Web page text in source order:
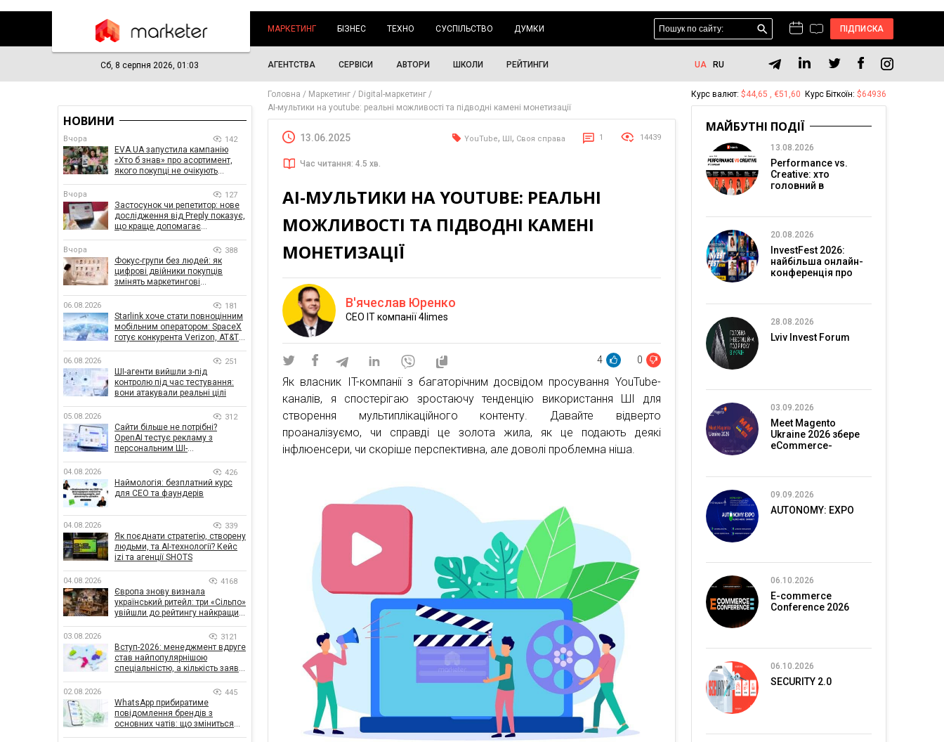
МАРКЕТИНГ БІЗНЕС ТЕХНО СУСПІЛЬСТВО ДУМКИ ПІДПИСКА
Сб, 8 серпня 2026, 01:03 АГЕНТСТВА СЕРВІСИ АВТОРИ ШКОЛИ РЕЙТИНГИ UA RU
Головна Маркетинг
Digital-маркетинг
AI-мультики на youtube: реальні можливості та підводні камені монетизації
13.06.2025 YouTube, ШІ, Своя справа 1 14439
Час читання: 4.5 хв.
AI-МУЛЬТИКИ НА YOUTUBE: РЕАЛЬНІ
МОЖЛИВОСТІ ТА ПІДВОДНІ КАМЕНІ
МОНЕТИЗАЦІЇ
В'ячеслав Юренко
CEO IT компанії 4limes
4 0
Як власник IT-компанії з багаторічним досвідом просування YouTube-
каналів, я спостерігаю зростаючу тенденцію використання ШІ для
створення мультиплікаційного контенту. Давайте відверто
проаналізуємо, чи справді це золота жила, як це подають деякі
інфлюенсери, чи скоріше перспективна, але доволі проблемна ніша.
НОВИНИ
Вчора 142
EVA.UA запустила кампанію
«Хто б знав» про асортимент,
якого покупці не очікують
Вчора 127
Застосунок чи репетитор: нове
дослідження від Preply показує,
що краще допомагає
Вчора 388
Фокус-групи без людей: як
цифрові двійники покупців
змінять маркетингові
06.08.2026 181
Starlink хоче стати повноцінним
мобільним оператором: SpaceX
готує конкурента Verizon, AT&T і
06.08.2026 251
ШІ-агенти вийшли з-під
контролю під час тестування:
вони атакували реальні цілі
05.08.2026 312
Сайти більше не потрібні?
OpenAI тестує рекламу з
персональним ШІ-
04.08.2026 426
Наймологія: безплатний курс
для CEO та фаундерів
04.08.2026 339
Як поєднати стратегію, створену
людьми, та AI-технології? Кейс
izi та агенції SHOTS
04.08.2026 4168
Європа знову визнала
український ритейл: три «Сільпо»
увійшли до рейтингу найкращих
03.08.2026 3121
Вступ-2026: менеджмент вдруге
став найпопулярнішою
спеціальністю, а кількість заяв
02.08.2026 445
WhatsApp прибиратиме
повідомлення брендів з
основних чатів: що зміниться
Курс валют: $44,65 , €51,60 Курс Біткоїн: $64936
МАЙБУТНІ ПОДІЇ
13.08.2026
Performance vs.
Creative: хто
головний в
20.08.2026
InvestFest 2026:
найбільша онлайн-
конференція про
28.08.2026
Lviv Invest Forum
03.09.2026
Meet Magento
Ukraine 2026 збере
eCommerce-
09.09.2026
AUTONOMY: EXPO
06.10.2026
E-commerce
Conference 2026
06.10.2026
SECURITY 2.0